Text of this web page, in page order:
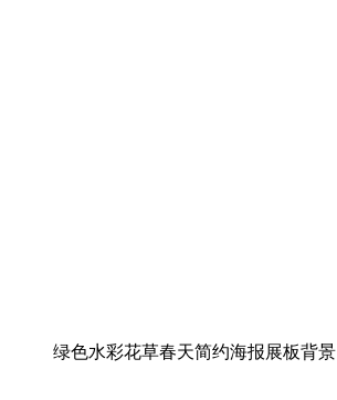
绿色水彩花草春天简约海报展板背景